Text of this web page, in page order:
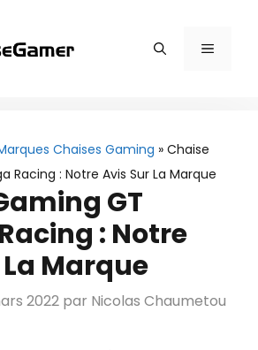
Menu
Chaises Gaming » Chaise
Racing : Notre Avis Sur La Marque
GT
: Notre
Marque
2022 par Nicolas Chaumetou